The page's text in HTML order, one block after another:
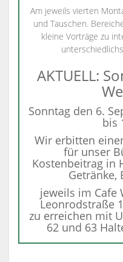
Am jeweils vierten
und Tauschen.
kleine Vorträge zu
AKTUELL:
Sonntag den 6.
bis
Wir erbitten
für unser
Kostenbeitrag in
Getränke,
jeweils im Cafe
Leonrodstraße
zu erreichen mit
62 und 63